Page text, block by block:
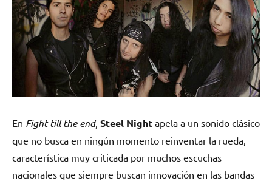
En Fight till the end, Steel Night apela a un sonido clásico
que no busca en ningún momento reinventar la rueda,
característica muy criticada por muchos escuchas
nacionales que siempre buscan innovación en las bandas